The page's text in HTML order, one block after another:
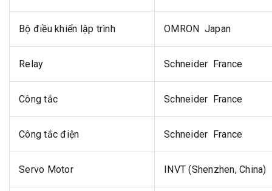
Bộ điều khiển lập trình OMRON Japan
Relay Schneider France
Công tắc Schneider France
Công tắc điện Schneider France
Servo Motor INVT (Shenzhen, China)